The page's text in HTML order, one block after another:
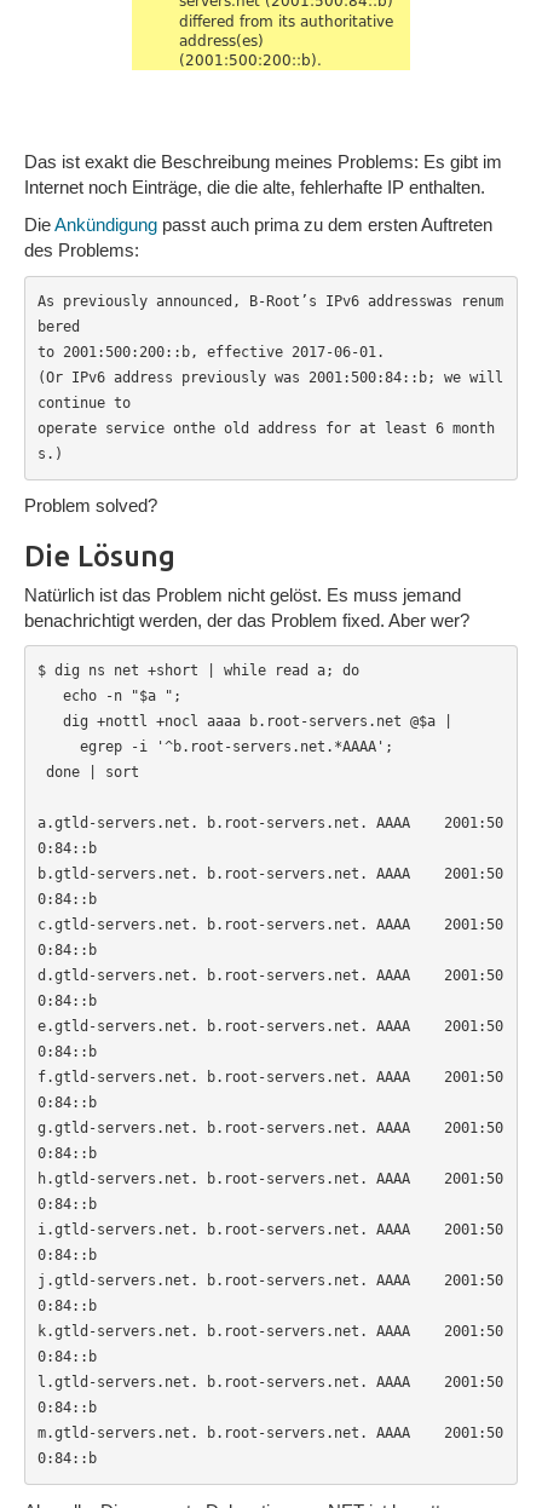
Das ist exakt die Beschreibung meines Problems: Es gibt im
Internet noch Einträge, die die alte, fehlerhafte IP enthalten.
DieAnkündigung passt auch prima zu dem ersten Auftreten
des Problems:
As previously announced, B-Root’s IPv6 addresswas renum
bered
to 2001:500:200::b, effective 2017-06-01.
(Or IPv6 address previously was 2001:500:84::b; we will
continue to
operate service onthe old address for at least 6 month
s.)
Problem solved?
Die Lösung
Natürlich ist das Problem nicht gelöst. Es muss jemand
benachrichtigt werden, der das Problem fixed. Aber wer?
$ dig ns net +short | while read a; do
done | sort
a.gtld-servers.net. b.root-servers.net. AAAA    2001:50
0:84::b
b.gtld-servers.net. b.root-servers.net. AAAA    2001:50
0:84::b
c.gtld-servers.net. b.root-servers.net. AAAA    2001:50
0:84::b
d.gtld-servers.net. b.root-servers.net. AAAA    2001:50
0:84::b
e.gtld-servers.net. b.root-servers.net. AAAA    2001:50
0:84::b
f.gtld-servers.net. b.root-servers.net. AAAA    2001:50
0:84::b
g.gtld-servers.net. b.root-servers.net. AAAA    2001:50
0:84::b
h.gtld-servers.net. b.root-servers.net. AAAA    2001:50
0:84::b
i.gtld-servers.net. b.root-servers.net. AAAA    2001:50
0:84::b
j.gtld-servers.net. b.root-servers.net. AAAA    2001:50
0:84::b
k.gtld-servers.net. b.root-servers.net. AAAA    2001:50
0:84::b
l.gtld-servers.net. b.root-servers.net. AAAA    2001:50
0:84::b
m.gtld-servers.net. b.root-servers.net. AAAA    2001:50
0:84::b